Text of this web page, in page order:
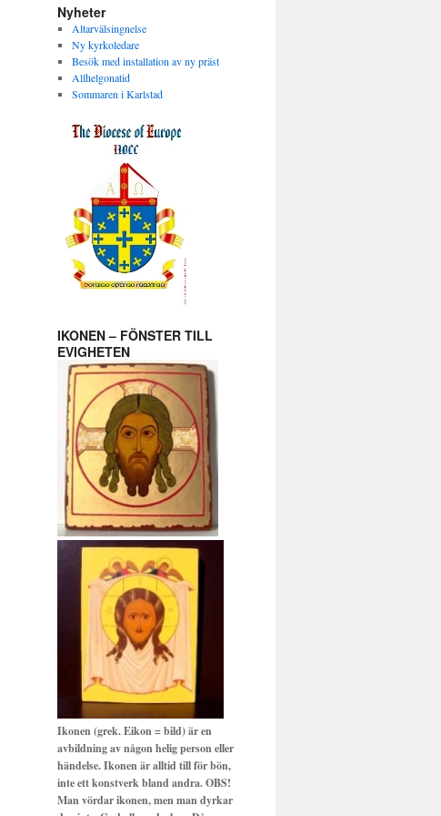
Nyheter
Altarvälsingnelse
Ny kyrkoledare
Besök med installation av ny präst
Allhelgonatid
Sommaren i Karlstad
IKONEN – FÖNSTER TILL
EVIGHETEN
Ikonen (grek. Eikon = bild) är en
avbildning av någon helig person eller
händelse. Ikonen är alltid till för bön,
inte ett konstverk bland andra. OBS!
Man vördar ikonen, men man dyrkar